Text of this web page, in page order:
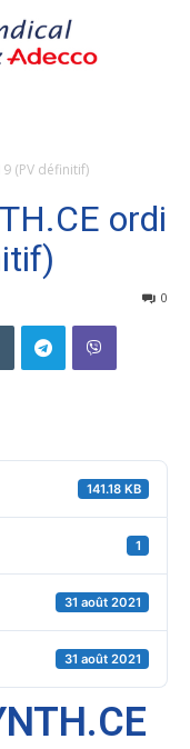
(PV définitif)
ordi
0
141.18 KB
1
31 août 2021
31 août 2021